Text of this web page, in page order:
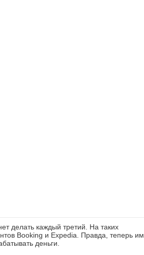
делать каждый третий. На таких
Booking и Expedia. Правда, теперь им
деньги.